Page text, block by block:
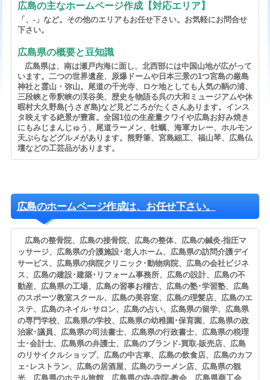
広島の主なホームページ作成【対応エリア】
「、-」など。その他のエリアもお任せ下さい。お気軽にお問合せ
下さい。
広島県の概要と豆知識
広島県は、南は瀬戸内海に面し、北西部には中国山地が広がって
います。二つの世界遺産、原爆ドームや日本三景の1つ宮島の厳島
神社と霊山・弥山。尾道の千光寺、ロケ地としても人気の鞆の浦、
三段峡と帝釈峡の渓谷美、歴史を物語る呉の大和ミュージアムや休
暇村大久野島(うさぎ島)など見どころがたくさんあります。インス
タ映えする絶景が豊富。全国1位の生産量クワイや広島お好み焼き
にもみじまんじゅう、尾道ラーメン、牡蠣、海軍カレー、ホルモン
天ぷらなどグルメがあります。熊野筆、宮島細工、福山琴、広島仏
壇などの工芸品があります。
広島のホームページ作成は、お任せ下さい。
広島の整骨院、広島の接骨院、広島の整体、広島の鍼灸-指圧マ
ッサージ、広島県の介護施設･老人ホーム、広島県の訪問介護デイ
サービス、広島県の病院クリニック･動物病院、広島の会社ビジネ
ス、広島の建設･建築･リフォーム事務所、広島の設計、広島の不
動産、広島県の工場、広島の習事お稽古、広島の塾･学習塾、広島
のスポーツ教室スクール、広島の美容室、広島の理髪店、広島のエ
ステ、広島のネイル･サロン、広島の占い、広島県の留学、広島県
の専門学校、広島県の学校、広島県の幼稚園･保育園、広島県の政
治家･議員、広島県の司法書士、広島県の行政書士、広島県の税理
士･会計士、広島県の弁護士、広島のブランド-買取-販売店、広島
のリサイクルショップ、広島の中古車、広島の飲食店、広島のカフ
ェ･レストラン、広島の居酒屋、広島のラーメン店、広島県の観
光、広島県のホテル旅館、広島県の寺-寺院-教会、広島県商工会、